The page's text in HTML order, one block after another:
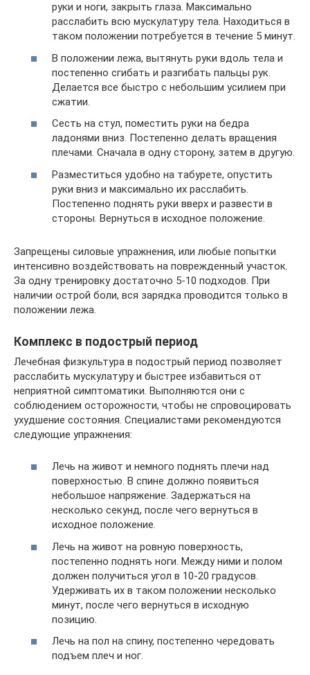
руки и ноги, закрыть глаза. Максимально
расслабить всю мускулатуру тела. Находиться в
таком положении потребуется в течение 5 минут.
В положении лежа, вытянуть руки вдоль тела и
постепенно сгибать и разгибать пальцы рук.
Делается все быстро с небольшим усилием при
сжатии.
Сесть на стул, поместить руки на бедра
ладонями вниз. Постепенно делать вращения
плечами. Сначала в одну сторону, затем в другую.
Разместиться удобно на табурете, опустить
руки вниз и максимально их расслабить.
Постепенно поднять руки вверх и развести в
стороны. Вернуться в исходное положение.
Запрещены силовые упражнения, или любые попытки
интенсивно воздействовать на поврежденный участок.
За одну тренировку достаточно 5-10 подходов. При
наличии острой боли, вся зарядка проводится только в
положении лежа.
Комплекс в подострый период
Лечебная физкультура в подострый период позволяет
расслабить мускулатуру и быстрее избавиться от
неприятной симптоматики. Выполняются они с
соблюдением осторожности, чтобы не спровоцировать
ухудшение состояния. Специалистами рекомендуются
следующие упражнения:
Лечь на живот и немного поднять плечи над
поверхностью. В спине должно появиться
небольшое напряжение. Задержаться на
несколько секунд, после чего вернуться в
исходное положение.
Лечь на живот на ровную поверхность,
постепенно поднять ноги. Между ними и полом
должен получиться угол в 10-20 градусов.
Удерживать их в таком положении несколько
минут, после чего вернуться в исходную
позицию.
Лечь на пол на спину, постепенно чередовать
подъем плеч и ног.